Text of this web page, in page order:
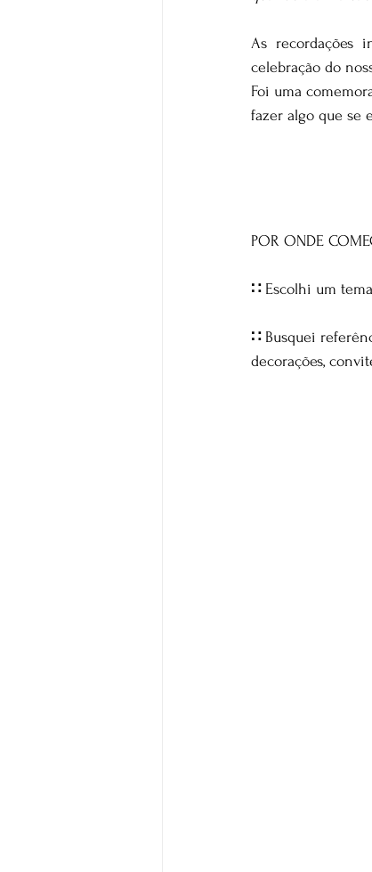
As recordações
celebração do
Foi uma
fazer algo que se
POR ONDE
∷ Escolhi um
∷ Busquei
decorações,